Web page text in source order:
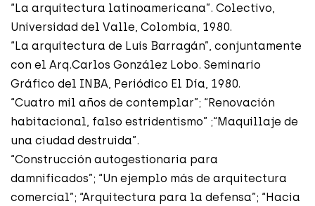
“La arquitectura latinoamericana”. Colectivo,
Universidad del Valle, Colombia, 1980.
“La arquitectura de Luis Barragán”, conjuntamente
con el Arq.Carlos González Lobo. Seminario
Gráfico del INBA, Periódico El Día, 1980.
“Cuatro mil años de contemplar”; “Renovación
habitacional, falso estridentismo” ;“Maquillaje de
una ciudad destruida”.
“Construcción autogestionaria para
damnificados”; “Un ejemplo más de arquitectura
comercial”; “Arquitectura para la defensa”; “Hacia